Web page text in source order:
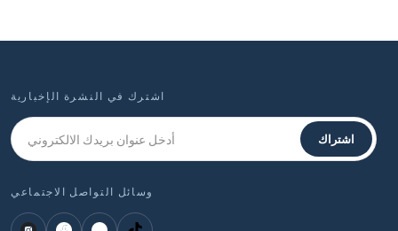
اشترك في النشرة الإخبارية
اشتراك
وسائل التواصل الاجتماعي